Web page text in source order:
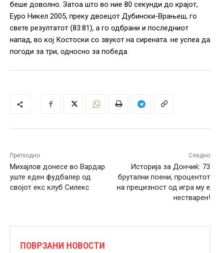
беше доволно. Затоа што во ние 80 секунди до крајот,
Еуро Никел 2005, преку двоецот Дубински-Врањеш, го
свете резултатот (83:81), а го одбрани и последниот
напад, во кој Костоски со звукот на сирената. не успеа да
погоди за три, односно за победа.
Претходно
Михајлов донесе во Вардар
уште еден фудбалер од
својот екс клуб Силекс
Следно
Историја за Дончиќ: 73
брутални поени, процентот
на прецизност од игра му е
нестварен!
ПОВРЗАНИ НОВОСТИ